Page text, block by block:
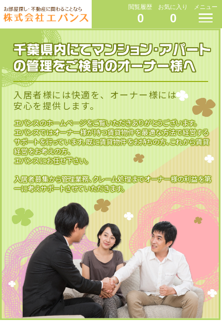
閲覧履歴
0
お気に入り
0
メニュー
入居者様には快適を、オーナー様には
安心を提供します。
エバンスのホームページをご覧いただきありがとうございます。
エバンスではオーナー様が持つ賃貸物件を最適な方法で経営する
サポートを行っています。既に賃貸物件をお持ちの方、これから賃貸
経営をお考えの方、
エバンスにお任せ下さい。
入居者募集から管理業務、クレーム処理までオーナー様の利益を第
一に考えサポートさせていただきます。